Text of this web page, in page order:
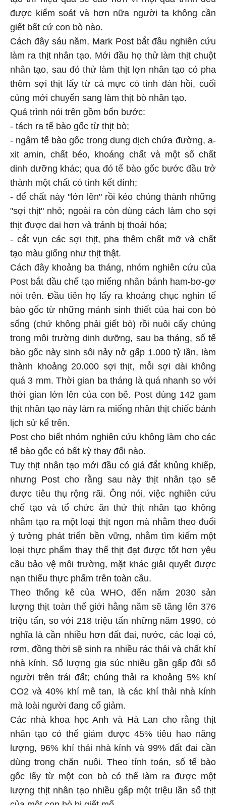
được kiểm soát và hơn nữa người ta không cần
giết bất cứ con bò nào.
Cách đây sáu năm, Mark Post bắt đầu nghiên cứu
làm ra thịt nhân tạo. Mới đầu họ thử làm thịt chuột
nhân tạo, sau đó thử làm thịt lợn nhân tạo có pha
thêm sợi thịt lấy từ cá mực có tính đàn hồi, cuối
cùng mới chuyển sang làm thịt bò nhân tạo.
Quá trình nói trên gồm bốn bước:
- tách ra tế bào gốc từ thịt bò;
- ngâm tế bào gốc trong dung dịch chứa đường, a-
xit amin, chất béo, khoáng chất và một số chất
dinh dưỡng khác; qua đó tế bào gốc bước đầu trở
thành một chất có tính kết dính;
- để chất này "lớn lên" rồi kéo chúng thành những
"sợi thịt" nhỏ; ngoài ra còn dùng cách làm cho sợi
thịt được dai hơn và tránh bị thoái hóa;
- cắt vụn các sợi thịt, pha thêm chất mỡ và chất
tạo màu giống như thịt thật.
Cách đây khoảng ba tháng, nhóm nghiên cứu của
Post bắt đầu chế tạo miếng nhân bánh ham-bơ-gơ
nói trên. Đầu tiên họ lấy ra khoảng chục nghìn tế
bào gốc từ những mảnh sinh thiết của hai con bò
sống (chứ không phải giết bò) rồi nuôi cấy chúng
trong môi trường dinh dưỡng, sau ba tháng, số tế
bào gốc này sinh sôi nảy nở gấp 1.000 tỷ lần, làm
thành khoảng 20.000 sợi thịt, mỗi sợi dài không
quá 3 mm. Thời gian ba tháng là quá nhanh so với
thời gian lớn lên của con bê. Post dùng 142 gam
thịt nhân tạo này làm ra miếng nhân thịt chiếc bánh
lịch sử kể trên.
Post cho biết nhóm nghiên cứu không làm cho các
tế bào gốc có bất kỳ thay đổi nào.
Tuy thịt nhân tạo mới đầu có giá đắt khủng khiếp,
nhưng Post cho rằng sau này thịt nhân tạo sẽ
được tiêu thụ rộng rãi. Ông nói, việc nghiên cứu
chế tạo và tổ chức ăn thử thịt nhân tạo không
nhằm tạo ra một loại thịt ngon mà nhằm theo đuổi
ý tưởng phát triển bền vững, nhằm tìm kiếm một
loại thực phẩm thay thế thịt đạt được tốt hơn yêu
cầu bảo vệ môi trường, mặt khác giải quyết được
nạn thiếu thực phẩm trên toàn cầu.
Theo thống kê của WHO, đến năm 2030 sản
lượng thịt toàn thế giới hằng năm sẽ tăng lên 376
triệu tấn, so với 218 triệu tấn những năm 1990, có
nghĩa là cần nhiều hơn đất đai, nước, các loại cỏ,
rơm, đồng thời sẽ sinh ra nhiều rác thải và chất khí
nhà kính. Số lượng gia súc nhiều gần gấp đôi số
người trên trái đất; chúng thải ra khoảng 5% khí
CO2 và 40% khí mê tan, là các khí thải nhà kính
mà loài người đang cố giảm.
Các nhà khoa học Anh và Hà Lan cho rằng thịt
nhân tạo có thể giảm được 45% tiêu hao năng
lượng, 96% khí thải nhà kính và 99% đất đai cần
dùng trong chăn nuôi. Theo tính toán, số tế bào
gốc lấy từ một con bò có thể làm ra được một
lượng thịt nhân tạo nhiều gấp một triệu lần số thịt